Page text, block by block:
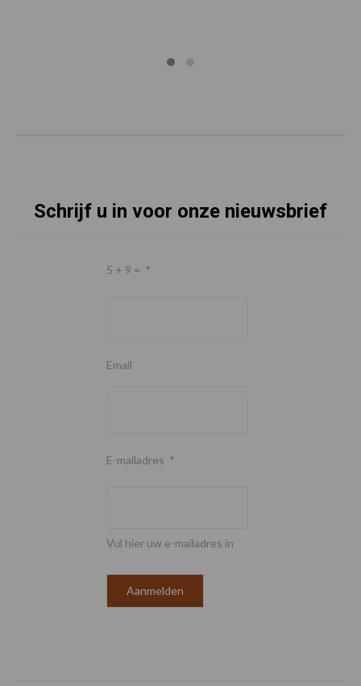
Schrijf u in voor onze nieuwsbrief
5 + 9 = *
Email
E-mailadres *
Vul hier uw e-mailadres in